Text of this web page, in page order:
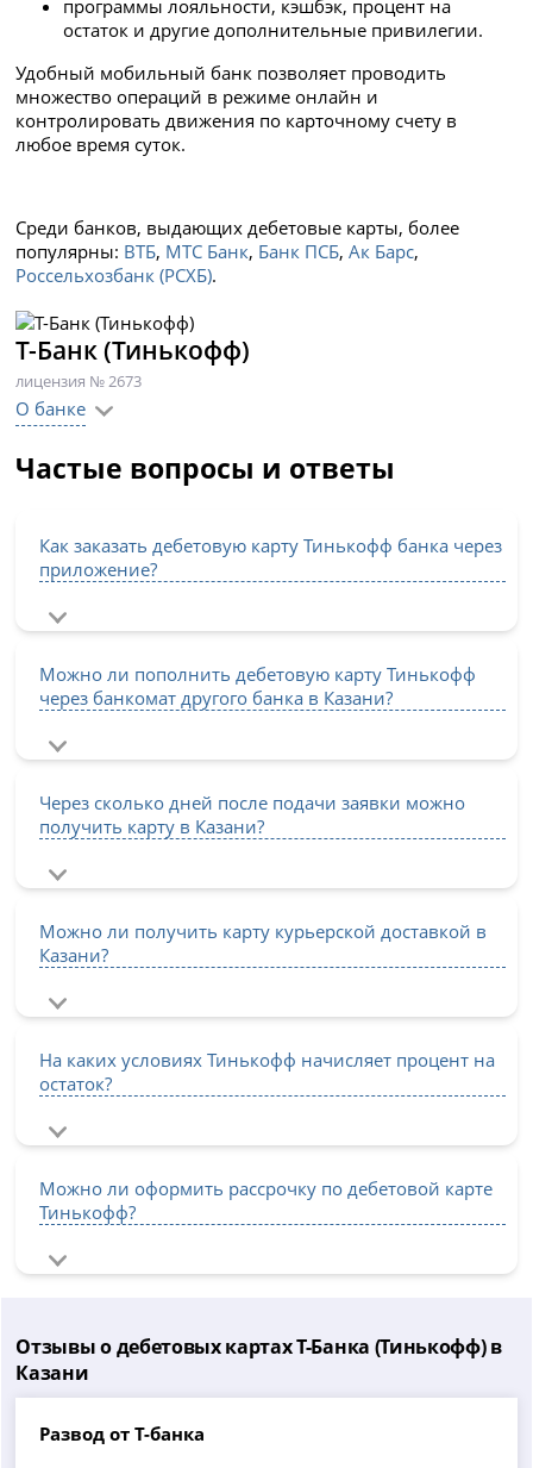
программы лояльности, кэшбэк, процент на
остаток и другие дополнительные привилегии.
Удобный мобильный банк позволяет проводить
множество операций в режиме онлайн и
контролировать движения по карточному счету в
любое время суток.
Среди банков, выдающих дебетовые карты, более
популярны: ВТБ, МТС Банк, Банк ПСБ,Ак Барс,
Россельхозбанк (РСХБ).
Т-Банк (Тинькофф)
лицензия № 2673
О банке
Частые вопросы и ответы
Как заказать дебетовую карту Тинькофф банка через
приложение?
Можно ли пополнить дебетовую карту Тинькофф
через банкомат другого банка в Казани?
Через сколько дней после подачи заявки можно
получить карту в Казани?
Можно ли получить карту курьерской доставкой в
Казани?
На каких условиях Тинькофф начисляет процент на
остаток?
Можно ли оформить рассрочку по дебетовой карте
Тинькофф?
Отзывы о дебетовых картах Т-Банка (Тинькофф) в
Казани
Развод от Т-банка